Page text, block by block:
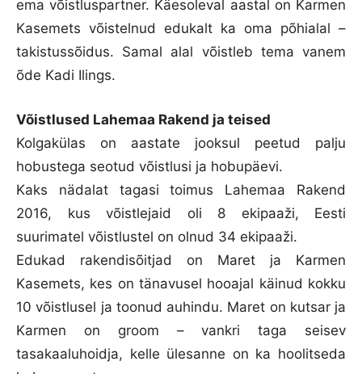
ema võistluspartner. Käesoleval aastal on Karmen
Kasemets võistelnud edukalt ka oma põhialal –
takistussõidus. Samal alal võistleb tema vanem
õde Kadi Ilings.
Võistlused Lahemaa Rakend ja teised
Kolgakülas on aastate jooksul peetud palju
hobustega seotud võistlusi ja hobupäevi.
Kaks nädalat tagasi toimus Lahemaa Rakend
2016, kus võistlejaid oli 8 ekipaaži, Eesti
suurimatel võistlustel on olnud 34 ekipaaži.
Edukad rakendisõitjad on Maret ja Karmen
Kasemets, kes on tänavusel hooajal käinud kokku
10 võistlusel ja toonud auhindu. Maret on kutsar ja
Karmen on groom – vankri taga seisev
tasakaaluhoidja, kelle ülesanne on ka hoolitseda